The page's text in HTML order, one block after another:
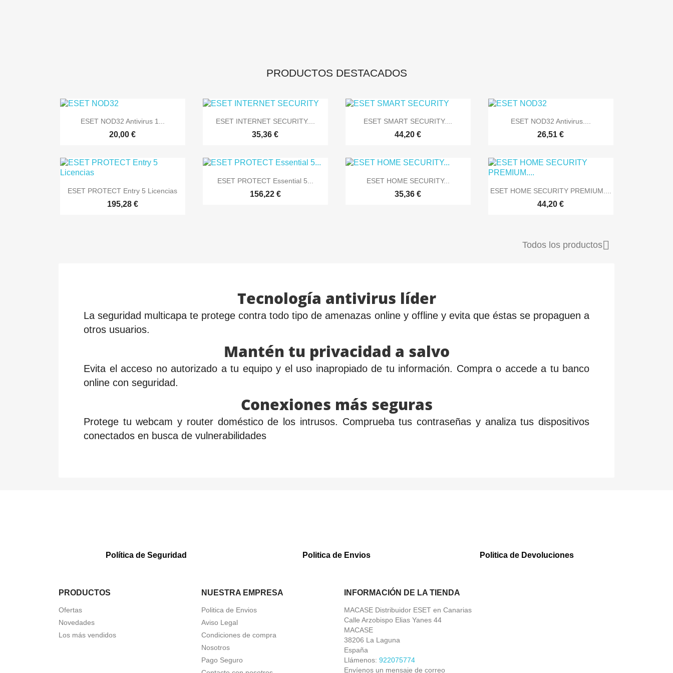
PRODUCTOS DESTACADOS
 Vista rápida
ESET NOD32 Antivirus 1...
20,00 €
 Vista rápida
ESET INTERNET SECURITY....
35,36 €
 Vista rápida
ESET SMART SECURITY....
44,20 €
 Vista rápida
ESET NOD32 Antivirus....
26,51 €
 Vista rápida
ESET PROTECT Entry 5 Licencias
195,28 €
 Vista rápida
ESET PROTECT Essential 5...
156,22 €
 Vista rápida
ESET HOME SECURITY...
35,36 €  Vista rápida
ESET HOME SECURITY PREMIUM....
44,20 €
Todos los productos
Tecnología antivirus líder
La seguridad multicapa te protege contra todo tipo de amenazas online y offline y evita que éstas se propaguen a
otros usuarios.
Mantén tu privacidad a salvo
Evita el acceso no autorizado a tu equipo y el uso inapropiado de tu información. Compra o accede a tu banco
online con seguridad.
Conexiones más seguras
Protege tu webcam y router doméstico de los intrusos. Comprueba tus contraseñas y analiza tus dispositivos
conectados en busca de vulnerabilidades
Política de Seguridad Politica de Envios Politica de Devoluciones
PRODUCTOS
Ofertas
Novedades
Los más vendidos
NUESTRA EMPRESA
Politica de Envios
Aviso Legal
Condiciones de compra
Nosotros
Pago Seguro
INFORMACIÓN DE LA TIENDA
MACASE Distribuidor ESET en Canarias
Calle Arzobispo Elias Yanes 44
MACASE
38206 La Laguna
España
Llámenos: 922075774
Envíenos un mensaje de correo